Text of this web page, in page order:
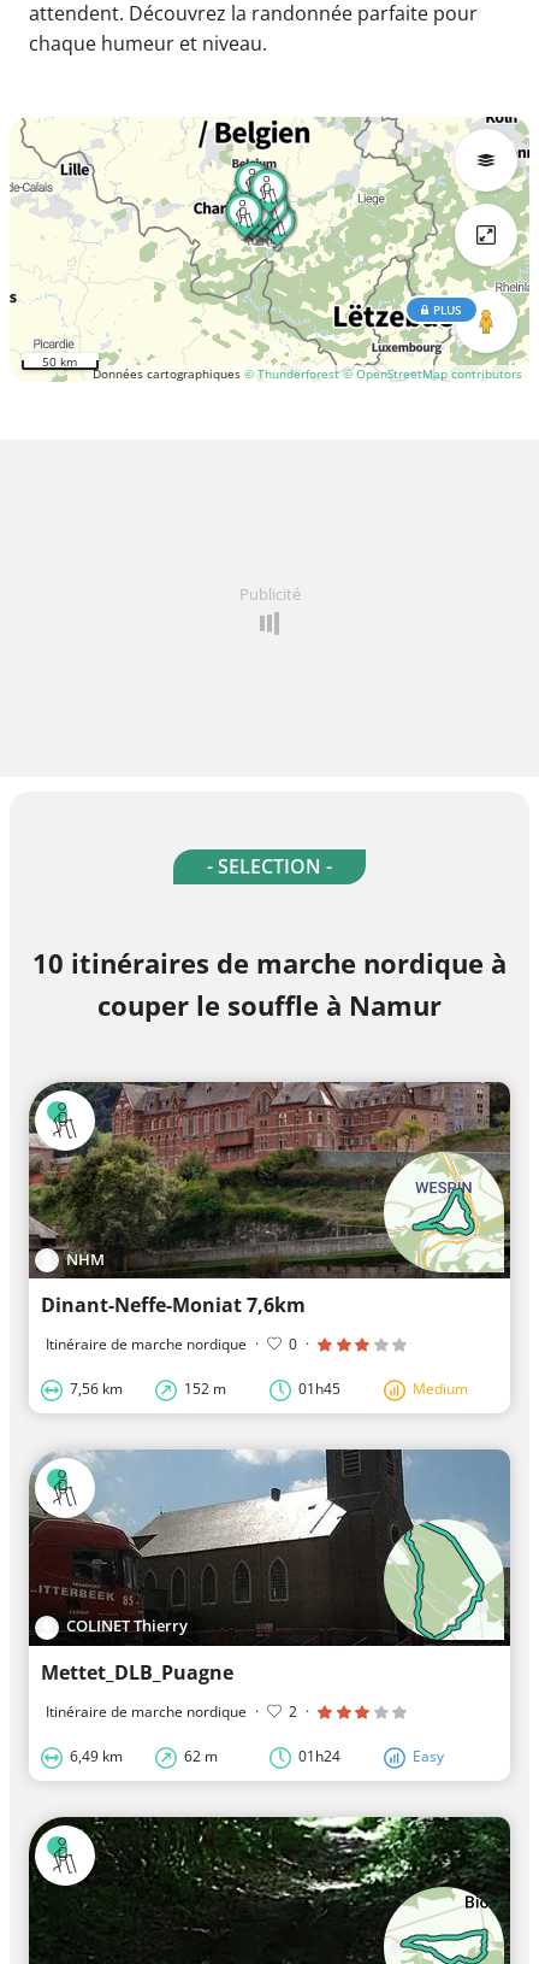
attendent. Découvrez la randonnée parfaite pour
chaque humeur et niveau.
Données cartographiques © Thunderforest © OpenStreetMap contributors
PLUS
50 km
Publicité
- SELECTION -
10 itinéraires de marche nordique à
couper le souffle à Namur
NHM
Dinant-Neffe-Moniat 7,6km
Itinéraire de marche nordique · 0 ·
7,56 km 152 m 01h45 Medium
COLINET Thierry
Mettet_DLB_Puagne
Itinéraire de marche nordique · 2 ·
6,49 km 62 m 01h24 Easy